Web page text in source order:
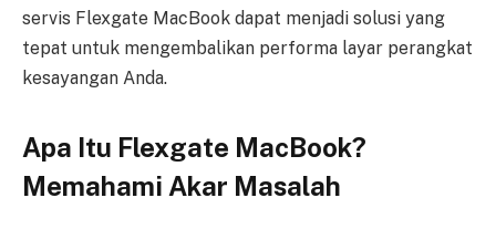
servis Flexgate MacBook dapat menjadi solusi yang
tepat untuk mengembalikan performa layar perangkat
kesayangan Anda.
Apa Itu Flexgate MacBook?
Memahami Akar Masalah